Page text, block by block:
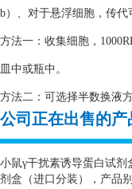
b）、对于悬浮细胞，传代
方法一：收集细胞，
皿中或瓶中。
方法二：可选择半数换液
公司正在出售的产
小鼠γ干扰素诱导蛋白试剂
剂盒（进口分装），产品